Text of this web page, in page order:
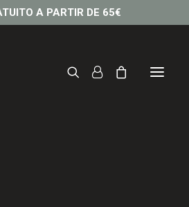
A PARTIR DE 65€